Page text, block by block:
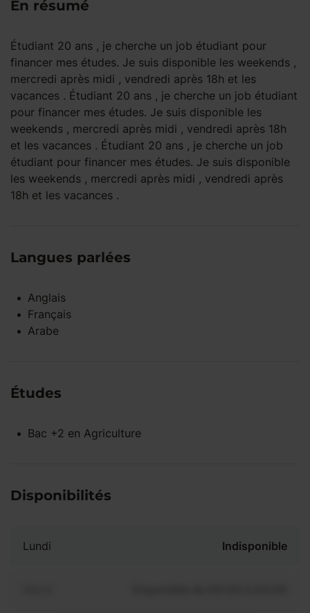
En résumé
Étudiant 20 ans , je cherche un job étudiant pour
financer mes études. Je suis disponible les weekends ,
mercredi après midi , vendredi après 18h et les
vacances . Étudiant 20 ans , je cherche un job étudiant
pour financer mes études. Je suis disponible les
weekends , mercredi après midi , vendredi après 18h
et les vacances . Étudiant 20 ans , je cherche un job
étudiant pour financer mes études. Je suis disponible
les weekends , mercredi après midi , vendredi après
18h et les vacances .
Langues parlées
Anglais
Français
Arabe
Études
Bac +2 en Agriculture
Disponibilités
Lundi Indisponible